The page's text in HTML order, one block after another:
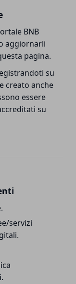
BNB
aggiornarli
pagina.
su
creato anche
essere
su
servizi